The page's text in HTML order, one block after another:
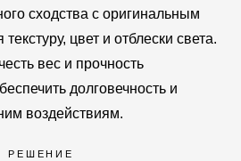
сходства с оригинальным
цвет и отблески света.
вес и прочность
долговечность и
воздействиям.
РЕШЕНИЕ